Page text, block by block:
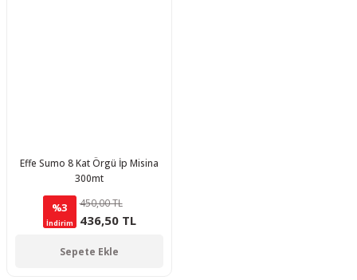
Effe Sumo 8 Kat Örgü İp Misina
300mt
%3
İndirim
450,00 TL
436,50 TL
Sepete Ekle